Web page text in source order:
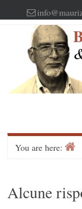
to
You are here:
Alcune